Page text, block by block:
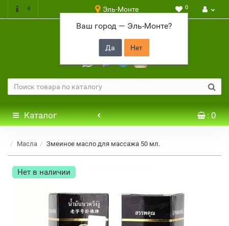
Эль-Монте
Ваш город — Эль-Монте?
0
+7 917 646 65 48
Каталог : 0
Масла Змеиное масло для массажа 50 мл.
Нет в наличии